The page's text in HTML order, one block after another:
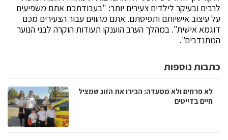
לרבים ובעיקר לילדים צעירים יותר: "בעבודתכם אתם משפיעים
על עיצוב אישיותם ותפיסתם. אתם מהווים עבור הצעירים מכם
דוגמא אישית". במהלך הערב הוענקו תעודות הוקרה לבני הנוער
המתנדבים".
כתבות נוספות
לא פרחים ולא מסעדה: הכירו את הזוג שמציל
חיים בדייטים